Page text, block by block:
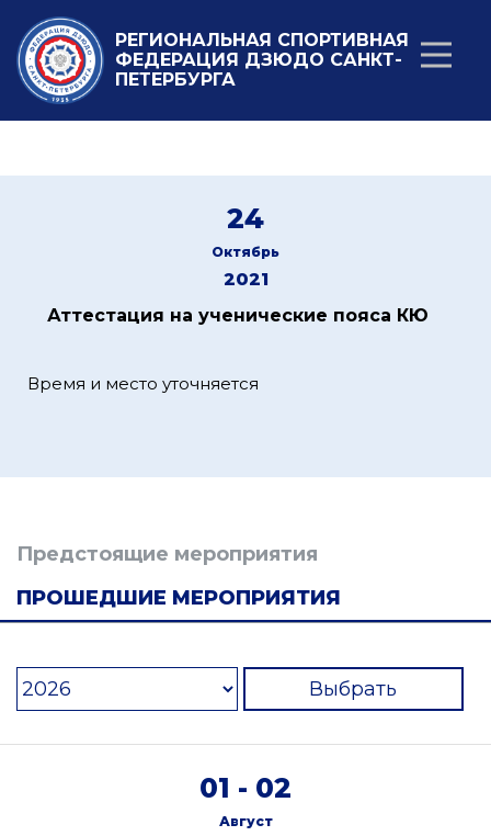
РЕГИОНАЛЬНАЯ СПОРТИВНАЯ
ФЕДЕРАЦИЯ ДЗЮДО САНКТ-
ПЕТЕРБУРГА
24
Октябрь
2021
Аттестация на ученические пояса КЮ
Время и место уточняется
Предстоящие мероприятия
ПРОШЕДШИЕ МЕРОПРИЯТИЯ
Выбрать
01 - 02
Август